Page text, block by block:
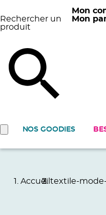
Rechercher un
produit
Mon
Mon
NOS GOODIES
Accueil textile-